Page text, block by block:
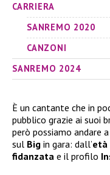
CARRIERA
SANREMO 2020
CANZONI
SANREMO 2024
È un cantante che in
pubblico grazie ai suoi
però possiamo andare
sul Big in gara: dall’età
fidanzata e il profilo